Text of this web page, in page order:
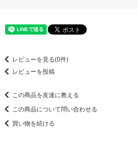
レビューを見る(0件)
レビューを投稿
この商品を友達に教える
この商品について問い合わせる
買い物を続ける